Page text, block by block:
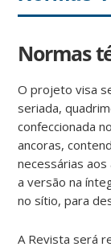
Normas
O projeto visa
seriada,
confeccionada
ancoras,
necessárias
a versão na
no sítio, para
A Revista será